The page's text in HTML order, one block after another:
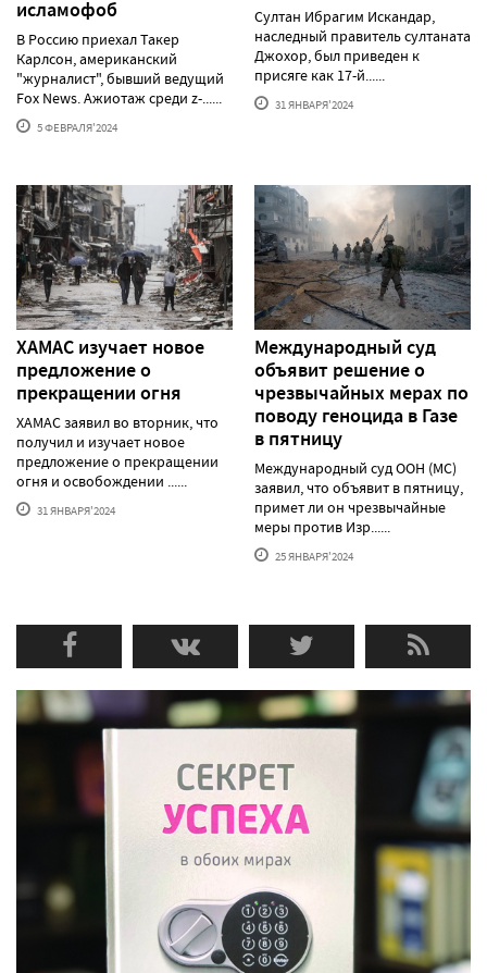
исламофоб
В Россию приехал Такер
Карлсон, американский
"журналист", бывший ведущий
Fox News. Ажиотаж среди z-......
5 ФЕВРАЛЯ'2024
Султан Ибрагим Искандар,
наследный правитель султаната
Джохор, был приведен к
присяге как 17-й......
31 ЯНВАРЯ'2024
ХАМАС изучает новое
предложение о
прекращении огня
ХАМАС заявил во вторник, что
получил и изучает новое
предложение о прекращении
огня и освобождении ......
31 ЯНВАРЯ'2024
Международный суд
объявит решение о
чрезвычайных мерах по
поводу геноцида в Газе
в пятницу
Международный суд ООН (МС)
заявил, что объявит в пятницу,
примет ли он чрезвычайные
меры против Изр......
25 ЯНВАРЯ'2024